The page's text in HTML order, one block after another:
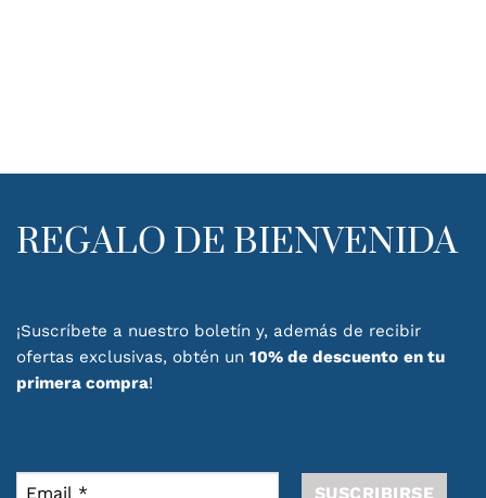
REGALO DE BIENVENIDA
¡Suscríbete a nuestro boletín y, además de recibir
ofertas exclusivas, obtén un 10% de descuento en tu
primera compra!